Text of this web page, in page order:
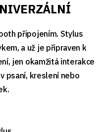
připojením. Stylus
a už je připraven k
jen okamžitá interakce
psaní, kreslení nebo